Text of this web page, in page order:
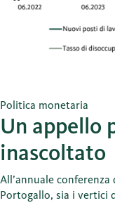
Politica monetaria
Un appello
inascoltato
All’annuale
Portogallo, sia i vertici